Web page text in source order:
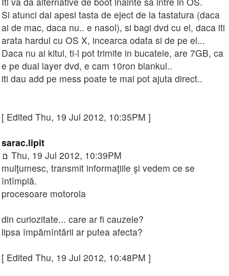
Si atunci dai apesi tasta de eject de la tastatura (daca
ai de mac, daca nu.. e nasol), si bagi dvd cu el, daca iti
arata hardul cu OS X, incearca odata si de pe el...
Daca nu ai kitul, ti-l pot trimite in bucatele, are 7GB, ca
e pe dual layer dvd, e cam 10ron blankul..
iti dau add pe mess poate te mai pot ajuta direct..
[ Edited Thu, 19 Jul 2012, 10:35PM ]
sarac.lipit
Thu, 19 Jul 2012, 10:39PM
mulţumesc, transmit informaţiile şi vedem ce se
întîmplă.
procesoare motorola
din curiozitate... care ar fi cauzele?
lipsa împămîntării ar putea afecta?
[ Edited Thu, 19 Jul 2012, 10:48PM ]